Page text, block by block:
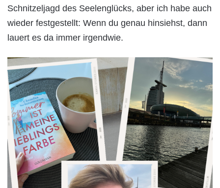
Schnitzeljagd des Seelenglücks, aber ich habe auch
wieder festgestellt: Wenn du genau hinsiehst, dann
lauert es da immer irgendwie.